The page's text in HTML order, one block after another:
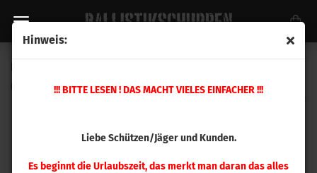
Hinweis:
!!! BITTE LESEN ! DAS MACHT VIELES EINFACHER !!!
Liebe Schützen/Jäger und Kunden.
Es beginnt die Urlaubszeit, das merkt man daran das alles
6414)